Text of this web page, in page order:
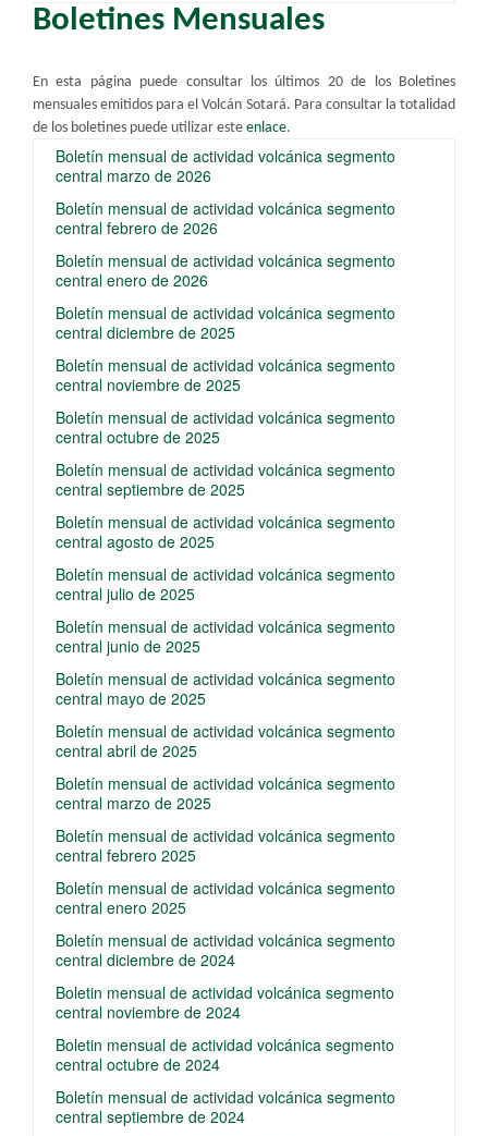
Boletines Mensuales
En esta página puede consultar los últimos 20 de los Boletines
mensuales emitidos para el Volcán Sotará. ​ Para consultar la totalidad
de los boletines puede utilizar este enlace​.
Boletín mensual de actividad volcánica segmento
central marzo de 2026
Boletín mensual de actividad volcánica segmento
central febrero de 2026
Boletín mensual de actividad volcánica segmento
central enero de 2026
Boletín mensual de actividad volcánica segmento
central diciembre de 2025
Boletín mensual de actividad volcánica segmento
central noviembre de 2025
Boletín mensual de actividad volcánica segmento
central octubre de 2025
Boletín mensual de actividad volcánica segmento
central septiembre de 2025
Boletín mensual de actividad volcánica segmento
central agosto de 2025
Boletín mensual de actividad volcánica segmento
central julio de 2025
Boletín mensual de actividad volcánica segmento
central junio de 2025
Boletín mensual de actividad volcánica segmento
central mayo de 2025
Boletín mensual de actividad volcánica segmento
central abril de 2025
Boletín mensual de actividad volcánica segmento
central marzo de 2025
Boletín mensual de actividad volcánica segmento
central febrero 2025
Boletín mensual de actividad volcánica segmento
central enero 2025
Boletín mensual de actividad volcánica segmento
central diciembre de 2024
Boletin mensual de actividad volcánica segmento
central noviembre de 2024
Boletin mensual de actividad volcánica segmento
central octubre de 2024
Boletín mensual de actividad volcánica segmento
central septiembre de 2024